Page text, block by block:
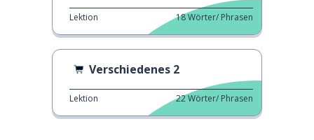
Lektion 18Wörter/ Phrasen
Verschiedenes 2
Lektion 22Wörter/ Phrasen